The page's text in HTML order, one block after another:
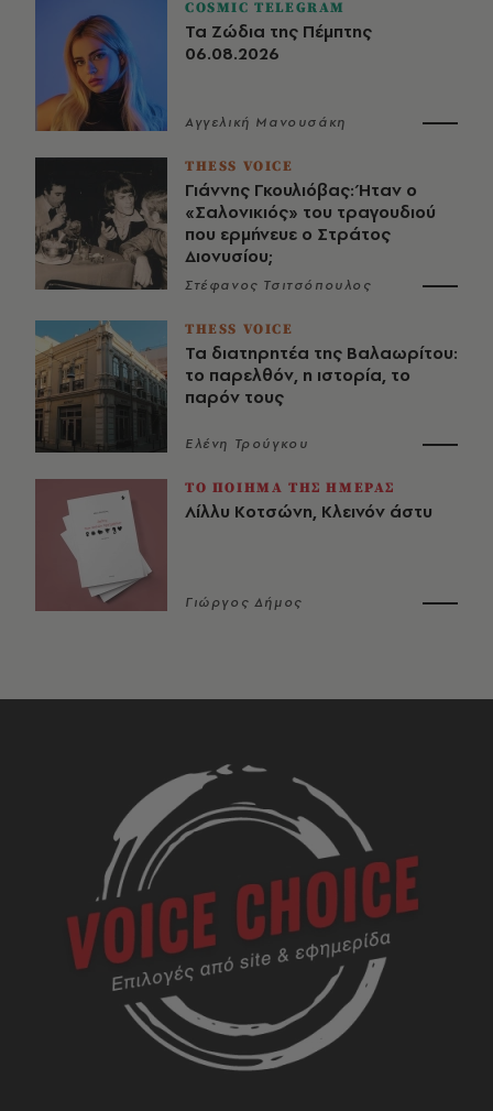
COSMIC TELEGRAM
Τα Ζώδια της Πέμπτης
06.08.2026
Αγγελική Μανουσάκη
THESS VOICE
Γιάννης Γκουλιόβας: Ήταν ο
«Σαλονικιός» του τραγουδιού
που ερμήνευε ο Στράτος
Διονυσίου;
Στέφανος Τσιτσόπουλος
THESS VOICE
Τα διατηρητέα της Βαλαωρίτου:
το παρελθόν, η ιστορία, το
παρόν τους
Ελένη Τρούγκου
ΤΟ ΠΟΙΗΜΑ ΤΗΣ ΗΜΕΡΑΣ
Λίλλυ Κοτσώνη, Κλεινόν άστυ
Γιώργος Δήμος